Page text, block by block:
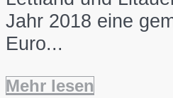
Jahr 2018 eine
Euro...
Mehr lesen